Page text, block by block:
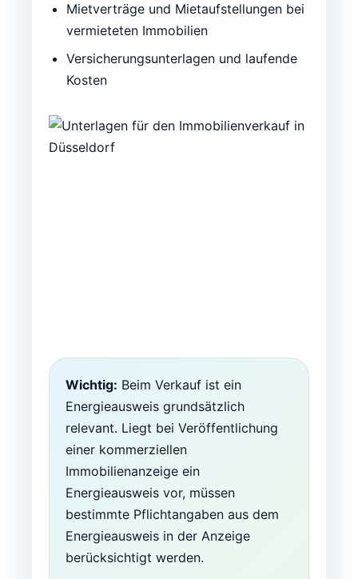
Mietverträge und Mietaufstellungen bei
vermieteten Immobilien
Versicherungsunterlagen und laufende
Kosten
Wichtig: Beim Verkauf ist ein
Energieausweis grundsätzlich
relevant. Liegt bei Veröffentlichung
einer kommerziellen
Immobilienanzeige ein
Energieausweis vor, müssen
bestimmte Pflichtangaben aus dem
Energieausweis in der Anzeige
berücksichtigt werden.